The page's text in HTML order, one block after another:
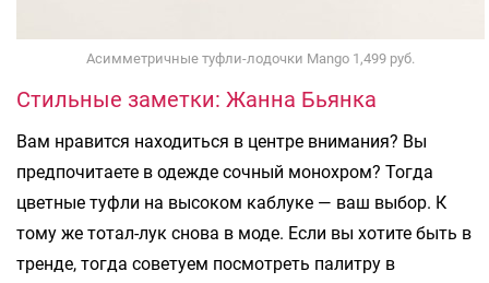
Асимметричные туфли-лодочки Mango 1,499 руб.
Стильные заметки: Жанна Бьянка
Вам нравится находиться в центре внимания? Вы
предпочитаете в одежде сочный монохром? Тогда
цветные туфли на высоком каблуке — ваш выбор. К
тому же тотал-лук снова в моде. Если вы хотите быть в
тренде, тогда советуем посмотреть палитру в